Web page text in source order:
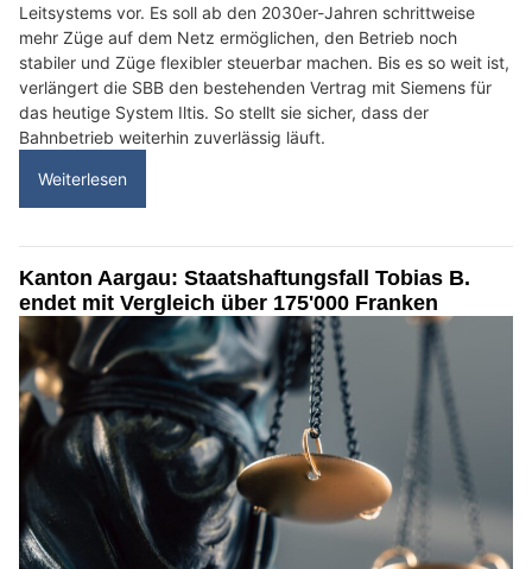
Leitsystems vor. Es soll ab den 2030er-Jahren schrittweise
mehr Züge auf dem Netz ermöglichen, den Betrieb noch
stabiler und Züge flexibler steuerbar machen. Bis es so weit ist,
verlängert die SBB den bestehenden Vertrag mit Siemens für
das heutige System Iltis. So stellt sie sicher, dass der
Bahnbetrieb weiterhin zuverlässig läuft.
Weiterlesen
Kanton Aargau: Staatshaftungsfall Tobias B.
endet mit Vergleich über 175'000 Franken